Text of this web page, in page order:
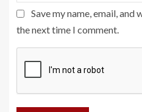
Save my name, email,
the next time I comment.